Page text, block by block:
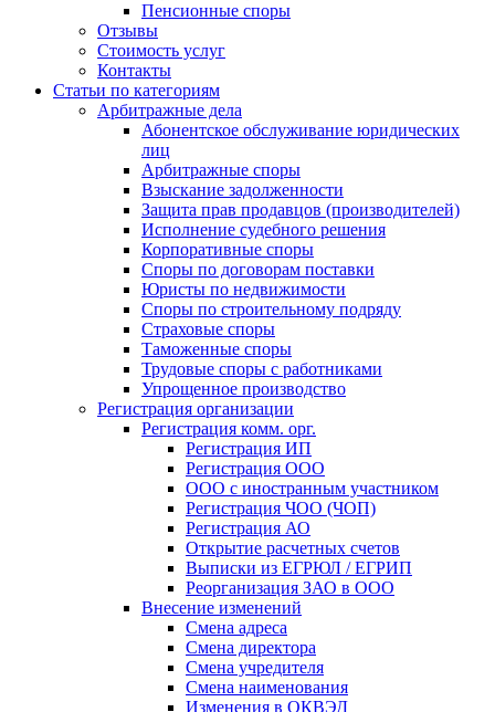
Пенсионные споры
Отзывы
Стоимость услуг
Контакты
Статьи по категориям
Арбитражные дела
Абонентское обслуживание юридических
лиц
Арбитражные споры
Взыскание задолженности
Защита прав продавцов (производителей)
Исполнение судебного решения
Корпоративные споры
Споры по договорам поставки
Юристы по недвижимости
Споры по строительному подряду
Страховые споры
Таможенные споры
Трудовые споры с работниками
Упрощенное производство
Регистрация организации
Регистрация комм. орг.
Регистрация ИП
Регистрация ООО
ООО с иностранным участником
Регистрация ЧОО (ЧОП)
Регистрация АО
Открытие расчетных счетов
Выписки из ЕГРЮЛ / ЕГРИП
Реорганизация ЗАО в ООО
Внесение изменений
Смена адреса
Смена директора
Cмена учредителя
Смена наименования
Изменения в ОКВЭД